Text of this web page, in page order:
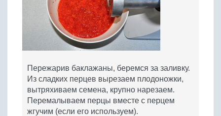
Пережарив баклажаны, беремся за заливку.
Из сладких перцев вырезаем плодоножки,
вытряхиваем семена, крупно нарезаем.
Перемалываем перцы вместе с перцем
жгучим (если его используем).